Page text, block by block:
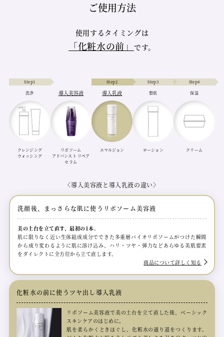
ご使用方法
使用するタイミングは
「化粧水の前」 です。
Step1
洗浄
クレンジング
ウォッシング
導入美容液
リポソーム
アドバンスト リペア
セラム
Step2
導入乳液
エマルジョン
Step3
整肌
ローション
Step4
保湿
クリーム
〈導入美容液と導入乳液の違い〉
洗顔後、まっさらな肌に使うリポソーム美容液
美の土台を立て直す、最初の1本。
肌に限りなく近い生体組成成分でできた多重層バイオリポソームがつけた瞬間
から成り変わるように肌に溶け込み、ハリ・ツヤ・弾力などあらゆる美肌要素
をダイレクトに全方位から立て直します。
商品について詳しく知る
化粧水の前に使うツヤ出し導入乳液
リポソーム美容液で美の土台を立て直した後、ベーシック
スキンケアのはじめに。
肌を柔らかくときほぐし、化粧水の通り道をつくります。